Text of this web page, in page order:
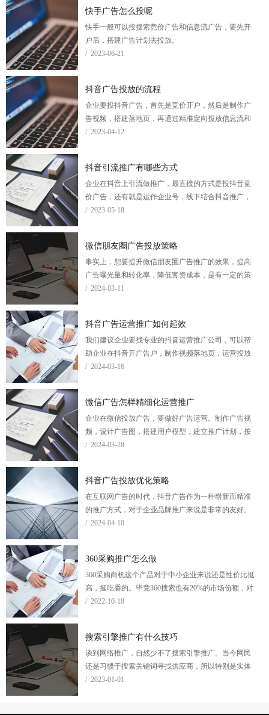
新媒体方面的推广也是手段非常多了。
快手广告怎么投呢
快手一般可以投搜索竞价广告和信息流广告，要先开
户后，搭建广告计划去投放。
/ 2023-06-21
抖音广告投放的流程
企业要投抖音广告，首先是竞价开户，然后是制作广
告视频，搭建落地页，再通过精准定向投放信息流和
搜索广告，最后是账户运营优化提升转化率。
/ 2023-04-12
抖音引流推广有哪些方式
企业在抖音上引流做推广，最直接的方式是投抖音竞
价广告，还有就是运作企业号，线下结合抖音推广，
投dou+等。
/ 2023-05-18
微信朋友圈广告投放策略
事实上，想要提升微信朋友圈广告推广的效果，提高
广告曝光量和转化率，降低客资成本，是有一定的策
略和技巧的。
/ 2024-03-11
抖音广告运营推广如何起效
我们建议企业要找专业的抖音运营推广公司，可以帮
助企业在抖音开广告户，制作视频落地页，运营投放
信息流和搜索广告，通过推广公司的优化能有效提升
/ 2024-03-16
微信广告怎样精细化运营推广
企业在微信投放广告，要做好广告运营。制作广告视
频，设计广告图，搭建用户模型，建立推广计划，按
照企业用户所在的地区、时间段、兴趣爱好、年龄、
/ 2024-03-28
抖音广告投放优化策略
在互联网广告的时代，抖音广告作为一种崭新而精准
的推广方式，对于企业品牌推广来说是非常的友好。
然而，如何在竞争激烈的抖音平台上做好广告投放，
/ 2024-04-10
360采购推广怎么做
360采购商机这个产品对于中小企业来说还是性价比挺
高，挺吃香的。毕竟360搜索也有20%的市场份额，对
于用户来说也有一定的流量吸引能力和客户黏性功
方式！
/ 2022-10-18
搜索引擎推广有什么技巧
谈到网络推广，自然少不了搜索引擎推广。当今网民
还是习惯于搜索关键词寻找供应商，所以特别是实体
行业还是以搜索引擎推广为主。
/ 2023-01-01